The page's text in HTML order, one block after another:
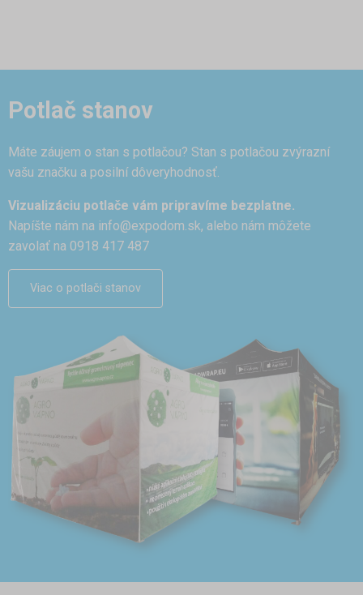
Potlač stanov
Máte záujem o stan s potlačou? Stan s potlačou zvýrazní
vašu značku a posilní dôveryhodnosť.
Vizualizáciu potlače vám pripravíme bezplatne.
Napíšte nám na info@expodom.sk, alebo nám môžete
zavolať na 0918 417 487
Viac o potlači stanov